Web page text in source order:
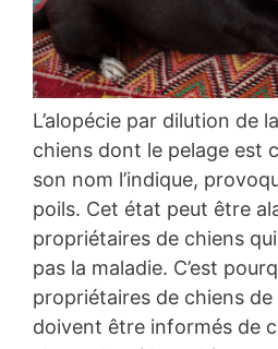
L’alopécie par dilution de
chiens dont le pelage est
son nom l’indique,
poils. Cet état peut être
propriétaires de chiens
pas la maladie. C’est
propriétaires de chiens de
doivent être informés de